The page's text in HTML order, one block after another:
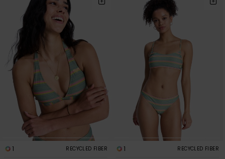
1 RECYCLED FIBER 1 RECYCLED FIBER